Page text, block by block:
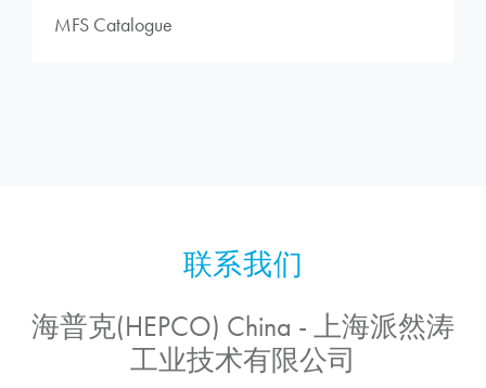
MFS Catalogue
海普克(HEPCO) China - 上海派然涛
工业技术有限公司